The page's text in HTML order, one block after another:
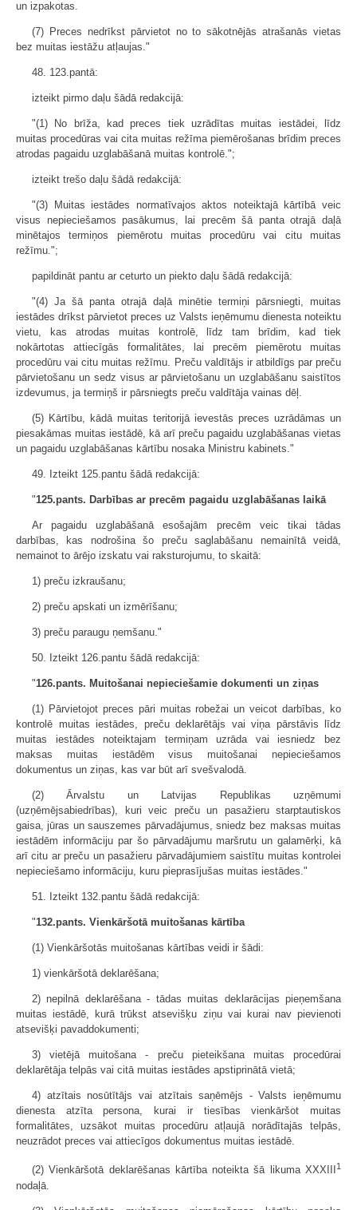
un izpakotas.
(7) Preces nedrīkst pārvietot no to sākotnējās atrašanās vietas
bez muitas iestāžu atļaujas."
48. 123.pantā:
izteikt pirmo daļu šādā redakcijā:
"(1) No brīža, kad preces tiek uzrādītas muitas iestādei, līdz
muitas procedūras vai cita muitas režīma piemērošanas brīdim preces
atrodas pagaidu uzglabāšanā muitas kontrolē.";
izteikt trešo daļu šādā redakcijā:
"(3) Muitas iestādes normatīvajos aktos noteiktajā kārtībā veic
visus nepieciešamos pasākumus, lai precēm šā panta otrajā daļā
minētajos termiņos piemērotu muitas procedūru vai citu muitas
režīmu.";
papildināt pantu ar ceturto un piekto daļu šādā redakcijā:
"(4) Ja šā panta otrajā daļā minētie termiņi pārsniegti, muitas
iestādes drīkst pārvietot preces uz Valsts ieņēmumu dienesta noteiktu
vietu, kas atrodas muitas kontrolē, līdz tam brīdim, kad tiek
nokārtotas attiecīgās formalitātes, lai precēm piemērotu muitas
procedūru vai citu muitas režīmu. Preču valdītājs ir atbildīgs par preču
pārvietošanu un sedz visus ar pārvietošanu un uzglabāšanu saistītos
izdevumus, ja termiņš ir pārsniegts preču valdītāja vainas dēļ.
(5) Kārtību, kādā muitas teritorijā ievestās preces uzrādāmas un
piesakāmas muitas iestādē, kā arī preču pagaidu uzglabāšanas vietas
un pagaidu uzglabāšanas kārtību nosaka Ministru kabinets."
49. Izteikt 125.pantu šādā redakcijā:
"125.pants. Darbības ar precēm pagaidu uzglabāšanas laikā
Ar pagaidu uzglabāšanā esošajām precēm veic tikai tādas
darbības, kas nodrošina šo preču saglabāšanu nemainītā veidā,
nemainot to ārējo izskatu vai raksturojumu, to skaitā:
1) preču izkraušanu;
2) preču apskati un izmērīšanu;
3) preču paraugu ņemšanu."
50. Izteikt 126.pantu šādā redakcijā:
"126.pants. Muitošanai nepieciešamie dokumenti un ziņas
(1) Pārvietojot preces pāri muitas robežai un veicot darbības, ko
kontrolē muitas iestādes, preču deklarētājs vai viņa pārstāvis līdz
muitas iestādes noteiktajam termiņam uzrāda vai iesniedz bez
maksas muitas iestādēm visus muitošanai nepieciešamos
dokumentus un ziņas, kas var būt arī svešvalodā.
(2) Ārvalstu un Latvijas Republikas uzņēmumi
(uzņēmējsabiedrības), kuri veic preču un pasažieru starptautiskos
gaisa, jūras un sauszemes pārvadājumus, sniedz bez maksas muitas
iestādēm informāciju par šo pārvadājumu maršrutu un galamērķi, kā
arī citu ar preču un pasažieru pārvadājumiem saistītu muitas kontrolei
nepieciešamo informāciju, kuru pieprasījušas muitas iestādes."
51. Izteikt 132.pantu šādā redakcijā:
"132.pants. Vienkāršotā muitošanas kārtība
(1) Vienkāršotās muitošanas kārtības veidi ir šādi:
1) vienkāršotā deklarēšana;
2) nepilnā deklarēšana - tādas muitas deklarācijas pieņemšana
muitas iestādē, kurā trūkst atsevišķu ziņu vai kurai nav pievienoti
atsevišķi pavaddokumenti;
3) vietējā muitošana - preču pieteikšana muitas procedūrai
deklarētāja telpās vai citā muitas iestādes apstiprinātā vietā;
4) atzītais nosūtītājs vai atzītais saņēmējs - Valsts ieņēmumu
dienesta atzīta persona, kurai ir tiesības vienkāršot muitas
formalitātes, uzsākot muitas procedūru atļaujā norādītajās telpās,
neuzrādot preces vai attiecīgos dokumentus muitas iestādē.
(2) Vienkāršotā deklarēšanas kārtība noteikta šā likuma XXXIII 1
nodaļā.